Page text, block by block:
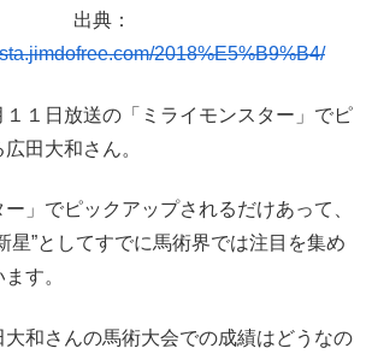
出典：
2018%E5%B9%B4/
１１日放送の「ミライモンスター」でピ
田大和さん。
ー」でピックアップされるだけあって、
星”としてすでに馬術界では注目を集め
す。
大和さんの馬術大会での成績はどうなの